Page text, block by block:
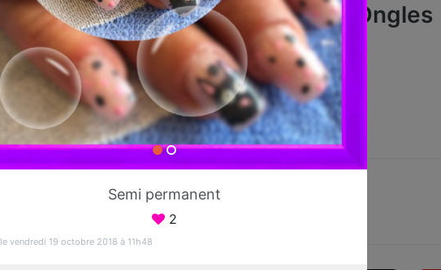
Susete Fée Des Ongles
Bar à ongles
Sucy-en-Brie
Favori Contacter
Sur Rendez-vous demain dès 09:00
Semi permanent
2
vendredi 19 octobre 2018 à 11h48